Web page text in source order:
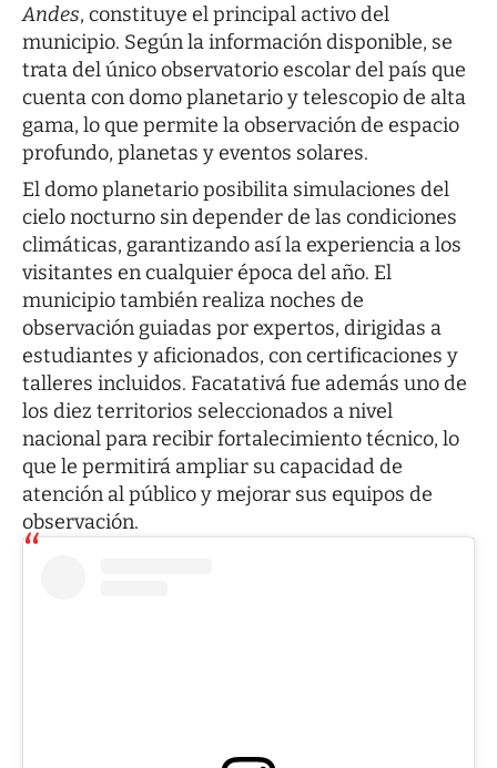
Andes, constituye el principal activo del
municipio. Según la información disponible, se
trata del único observatorio escolar del país que
cuenta con domo planetario y telescopio de alta
gama, lo que permite la observación de espacio
profundo, planetas y eventos solares.
El domo planetario posibilita simulaciones del
cielo nocturno sin depender de las condiciones
climáticas, garantizando así la experiencia a los
visitantes en cualquier época del año. El
municipio también realiza noches de
observación guiadas por expertos, dirigidas a
estudiantes y aficionados, con certificaciones y
talleres incluidos. Facatativá fue además uno de
los diez territorios seleccionados a nivel
nacional para recibir fortalecimiento técnico, lo
que le permitirá ampliar su capacidad de
atención al público y mejorar sus equipos de
observación.